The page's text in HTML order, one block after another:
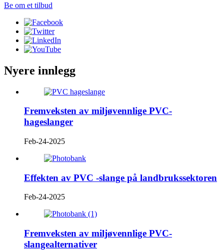
Be om et tilbud
Nyere innlegg
Fremveksten av miljøvennlige PVC-
hageslanger
Feb-24-2025
Effekten av PVC -slange på landbrukssektoren
Feb-24-2025
Fremveksten av miljøvennlige PVC-
slangealternativer